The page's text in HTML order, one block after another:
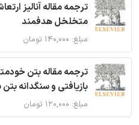
ترجمه مقاله آنالیز
متخلخل هدفمند
مبلغ: ۱۴۰,۰۰۰ تومان
ترجمه مقاله بتن
بازیافتی و سنگدانه بتن
مبلغ: ۱۲۰,۰۰۰ تومان